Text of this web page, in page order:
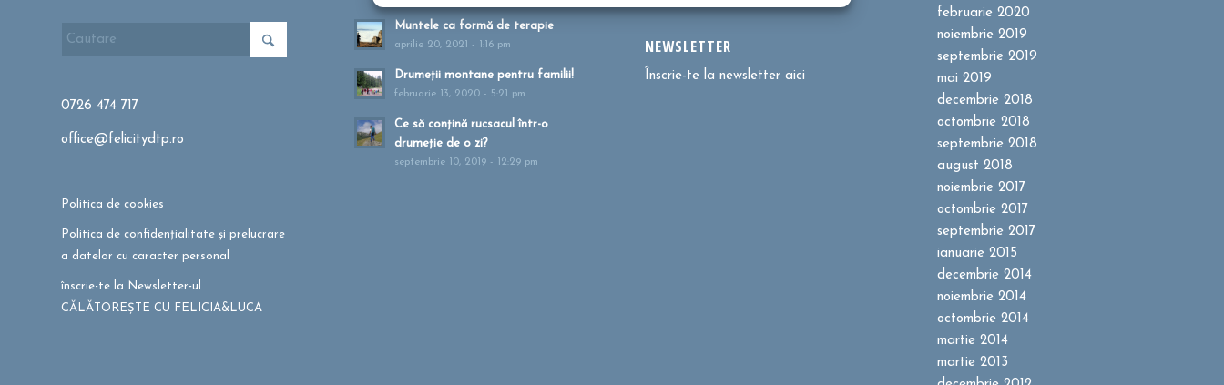
0726 474 717
office@felicitydtp.ro
Politica de cookies
Politica de confidențialitate și prelucrare
a datelor cu caracter personal
înscrie-te la Newsletter-ul
CĂLĂTOREȘTE CU FELICIA&LUCA
Muntele ca formă de terapie
aprilie 20, 2021 - 1:16 pm
Drumeții montane pentru familii!
februarie 13, 2020 - 5:21 pm
Ce să conțină rucsacul într-o
drumeție de o zi?
septembrie 10, 2019 - 12:29 pm
NEWSLETTER
Înscrie-te la newsletter aici
februarie 2020
noiembrie 2019
septembrie 2019
mai 2019
decembrie 2018
octombrie 2018
septembrie 2018
august 2018
noiembrie 2017
octombrie 2017
septembrie 2017
ianuarie 2015
decembrie 2014
noiembrie 2014
octombrie 2014
martie 2014
martie 2013